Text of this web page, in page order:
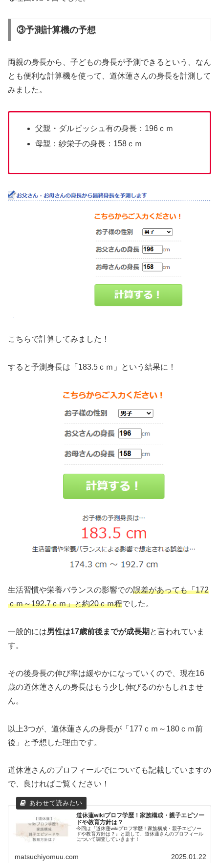
③予測計算機の予想
両親の身長から、子どもの身長が予測できるという、なん
とも便利な計算機を使って、道休蓮さんの身長を計測して
みました。
父親・ダルビッシュ有の身長：196ｃｍ
母親：紗栄子の身長：158ｃｍ
こちらで計算してみました！
すると予測身長は「183.5ｃｍ」という結果に！
生活習慣や栄養バランスの影響での誤差があっても「172
ｃｍ～192.7ｃｍ」と約20ｃｍ程でした。
一般的には男性は17歳前後までが成長期 と言われていま
す。
その後身長の伸び率は緩やかになっていくので、現在16
歳の道休蓮さんの身長はもう少し伸びるのかもしれませ
ん。
以上3つが、道休蓮さんの身長が「177ｃｍ～180ｃｍ前
後」と予想した理由です。
道休蓮さんのプロフィールでについても記載していますの
で、良ければご覧ください！
道休蓮wikiプロフ学歴！家族構成・親子エピソー
ドや教育方針は？
今回は『道休蓮wikiプロフ学歴！家族構成・親子エピソー
ドや教育方針は？』と題して、道休蓮さんのプロフィール
について調査していきます！
matsuchiyomuu.com 2025.01.22